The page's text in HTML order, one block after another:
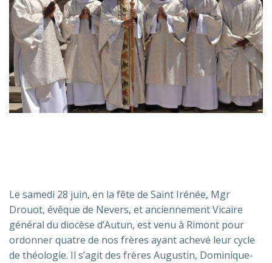
Le samedi 28 juin, en la fête de Saint Irénée, Mgr
Drouot, évêque de Nevers, et anciennement Vicaire
général du diocèse d’Autun, est venu à Rimont pour
ordonner quatre de nos frères ayant achevé leur cycle
de théologie. Il s’agit des frères Augustin, Dominique-